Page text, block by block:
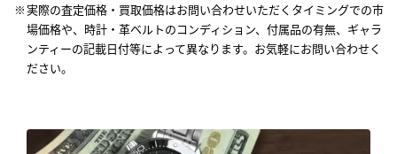
実際の査定価格・買取価格はお問い合わせいただくタイミングでの市
場価格や、時計・革ベルトのコンディション、付属品の有無、ギャラ
ンティーの記載日付等によって異なります。お気軽にお問い合わせく
ださい。